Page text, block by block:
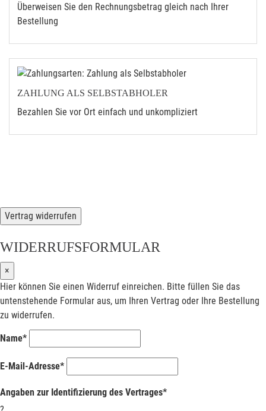
Überweisen Sie den Rechnungsbetrag gleich nach Ihrer
Bestellung
ZAHLUNG ALS SELBSTABHOLER
Bezahlen Sie vor Ort einfach und unkompliziert
Vertrag widerrufen
WIDERRUFSFORMULAR
×
Hier können Sie einen Widerruf einreichen. Bitte füllen Sie das
untenstehende Formular aus, um Ihren Vertrag oder Ihre Bestellung
zu widerrufen.
Name*
E-Mail-Adresse*
Angaben zur Identifizierung des Vertrages*